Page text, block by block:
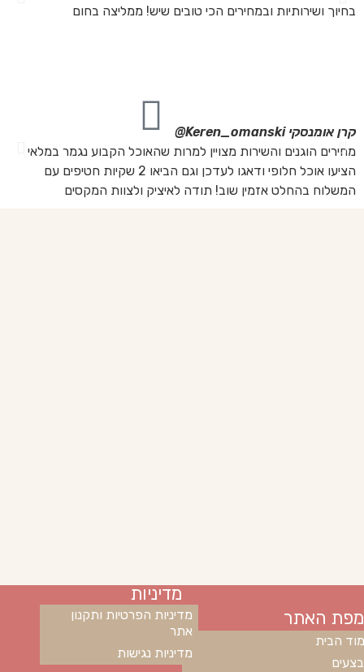
בחיוך ושירותיות ובמחירים הכי טובים שיש! ממליצה בחום
קרן אומנסקיKeren_omanski@
מחירים הוגנים והשירות מצויין למרות שהאוכל הקבוע נגמר במלאי
הציעו אוכל חלופי ודאגו לעדכן וגם הביאו 2 שקיות חטיפים עם
המשלוח בהחלט אזמין שוב! תודה לאיציק ולצוות המקסים
מפת האתר
הבית
מדיניות
מדיניות הפרטיות ותקנון
אתר
מדיניות נגישות